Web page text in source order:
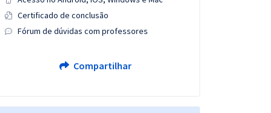
Certificado de conclusão
Fórum de dúvidas com professores
Compartilhar